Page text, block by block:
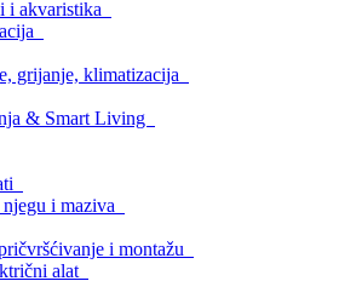
i akvaristika
grijanje, klimatizacija
& Smart Living
i maziva
i montažu
alat